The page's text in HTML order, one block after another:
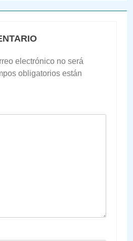
electrónico no será
obligatorios están